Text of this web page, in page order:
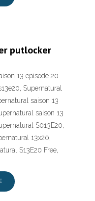
putlocker
13 episode 20
Supernatural
saison 13
saison 13
S013E20,
13x20,
S13E20 Free,